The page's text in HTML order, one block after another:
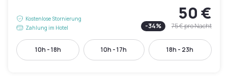
Kostenlose Stornierung
Zahlung im Hotel
50 €
-34% 75 €pro Nacht
10h - 18h 10h - 17h 18h - 23h